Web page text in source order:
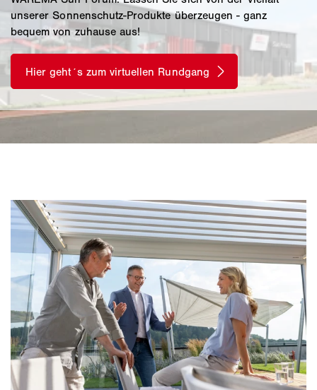
unserer Sonnenschutz-Produkte überzeugen - ganz
bequem von zuhause aus!